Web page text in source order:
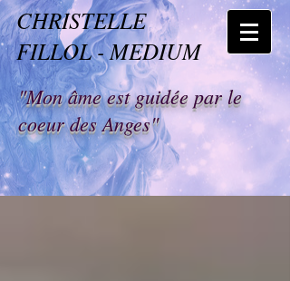
CHRISTELLE
FILLOL - MEDIUM
"Mon âme est guidée par le
coeur des Anges"